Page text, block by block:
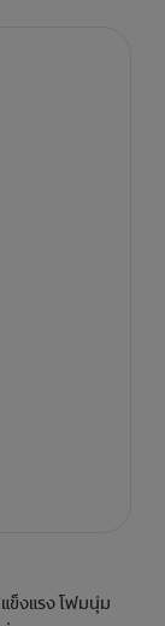
ข็งแรง โฟมนุ่ม